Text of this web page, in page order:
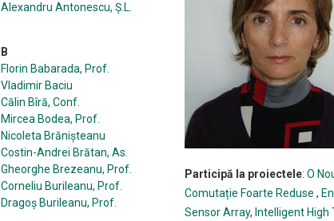
Alexandru Antonescu, Ș.L.
B
Florin Babarada, Prof.
Vladimir Baciu
Călin Bîră, Conf.
Mircea Bodea, Prof.
Nicoleta Brănişteanu
Costin-Andrei Brătan, As.
Gheorghe Brezeanu, Prof.
Corneliu Burileanu, Prof.
Dragoș Burileanu, Prof.
Participă la proiectele: O
Comutație Foarte Reduse ,
Sensor Array, Intelligent